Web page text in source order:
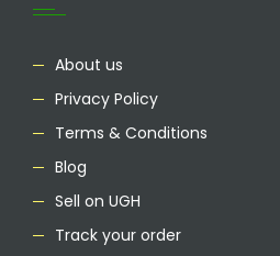
About us
Privacy Policy
Terms & Conditions
Blog
Sell on UGH
Track your order